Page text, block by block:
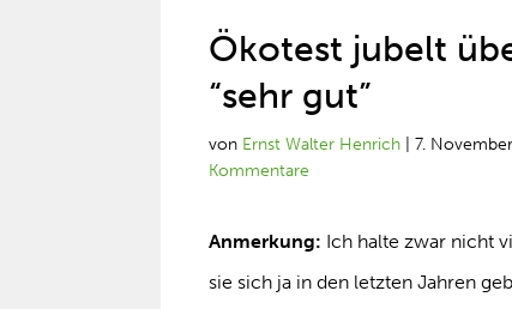
Ökotest jubelt
“sehr gut”
von Ernst Walter Henrich |7.
Kommentare
Anmerkung: Ich halte zwar nicht
sie sich ja in den letzten Jahren